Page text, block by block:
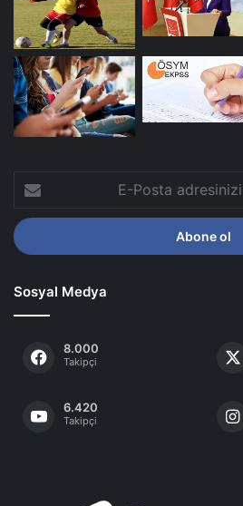
Posta
adresinizi
giriniz
Sosyal Medya
8.000
Takipçi
6.420
Takipçi